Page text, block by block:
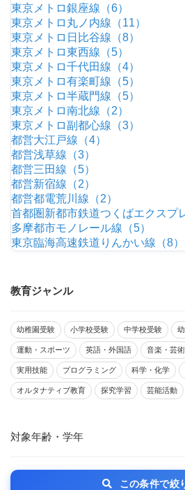
東京メトロ銀座線（6）
東京メトロ丸ノ内線（11）
東京メトロ日比谷線（8）
東京メトロ東西線（5）
東京メトロ千代田線（4）
東京メトロ有楽町線（5）
東京メトロ半蔵門線（5）
東京メトロ南北線（2）
東京メトロ副都心線（3）
都営大江戸線（4）
都営浅草線（3）
都営三田線（5）
都営新宿線（2）
都営都電荒川線（2）
首都圏新都市鉄道つくばエクスプ
多摩都市モノレール線（5）
東京臨海高速鉄道りんかい線（8）
教育ジャンル
幼稚園受験 小学校受験 中学校受験
運動・スポーツ 英語・外国語 音楽・芸術
実用技能 プログラミング 科学・化学
オルタナティブ教育 探究学習 芸能活動
対象年齢・学年
この条件で絞